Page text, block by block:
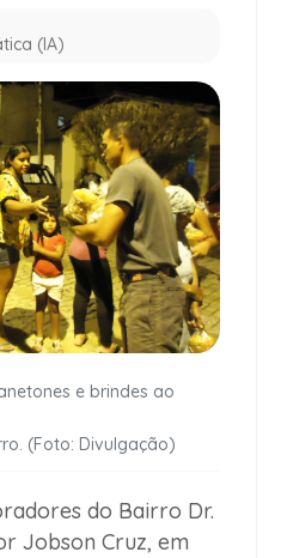
(IA)
e brindes ao
(Foto: Divulgação)
do Bairro Dr.
Jobson Cruz, em